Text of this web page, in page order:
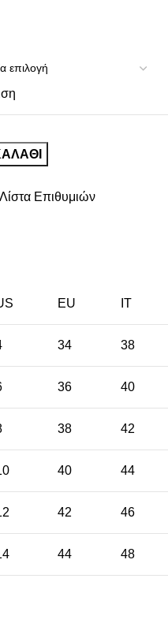
Επιθυμιών
EU ΙΤ
34 38
36 40
38 42
40 44
42 46
44 48